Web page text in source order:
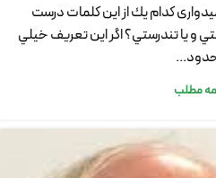
كدام يك از اين كلمات درست
و يا تندرستي؟ اگر اين تعريف خيلي
مطلب